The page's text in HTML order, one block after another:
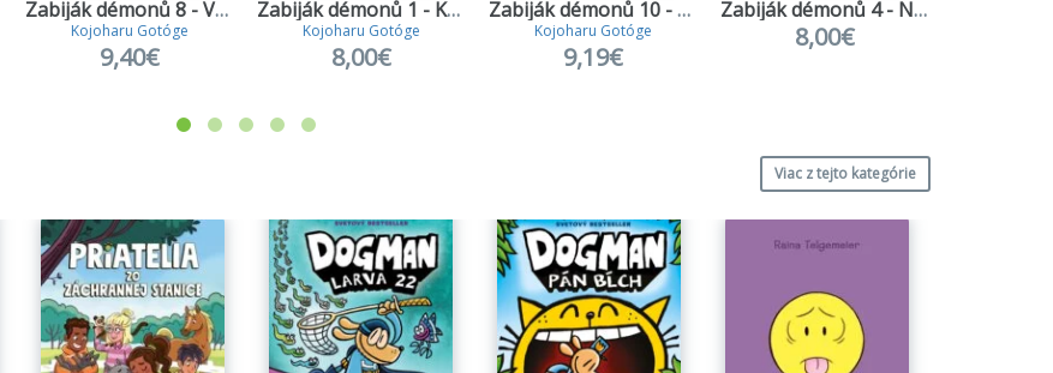
Zabiják démonů 8 - Vyšší Měsíc proti Pilíři
Kojoharu Gotóge
9,40€
Zabiják démonů 1 - Krutost
Kojoharu Gotóge
8,00€
Zabiják démonů 10 - O démonech a lidech
Kojoharu Gotóge
9,19€
Zabiják démonů 4 - Nezlomitelné ostří
8,00€
Viac z tejto kategórie